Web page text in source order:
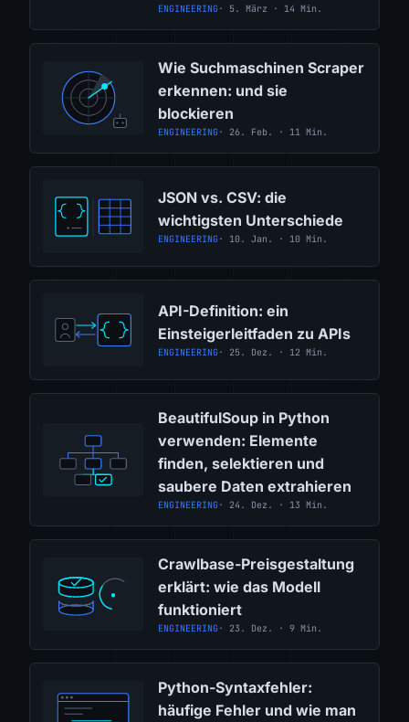
ENGINEERING· 5. März · 14 Min.
Wie Suchmaschinen Scraper
erkennen: und sie
blockieren
ENGINEERING· 26. Feb. · 11 Min.
JSON vs. CSV: die
wichtigsten Unterschiede
ENGINEERING· 10. Jan. · 10 Min.
API-Definition: ein
Einsteigerleitfaden zu APIs
ENGINEERING· 25. Dez. · 12 Min.
BeautifulSoup in Python
verwenden: Elemente
finden, selektieren und
saubere Daten extrahieren
ENGINEERING· 24. Dez. · 13 Min.
Crawlbase-Preisgestaltung
erklärt: wie das Modell
funktioniert
ENGINEERING· 23. Dez. · 9 Min.
Python-Syntaxfehler:
häufige Fehler und wie man